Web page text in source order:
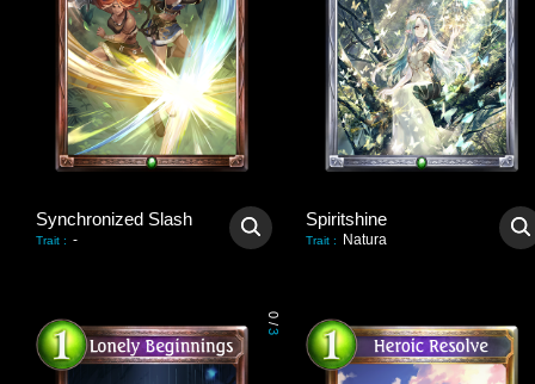
Synchronized Slash
Trait : -
Spiritshine
Trait : Natura
0
/
3